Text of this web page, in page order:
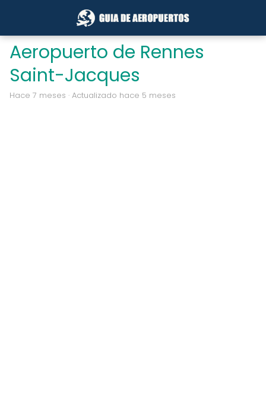
Aeropuerto de Rennes
Saint-Jacques
hace 7 meses · Actualizado hace 5 meses